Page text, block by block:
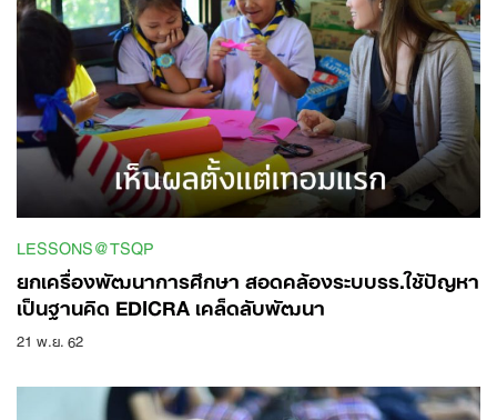
LESSONS@TSQP
ยกเครื่องพัฒนาการศึกษา สอดคล้องระบบรร.ใช้ปัญหา
เป็นฐานคิด EDICRA เคล็ดลับพัฒนา
21 พ.ย. 62